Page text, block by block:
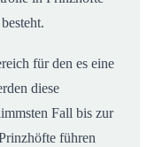
für den es eine
diese
Fall bis zur
führen